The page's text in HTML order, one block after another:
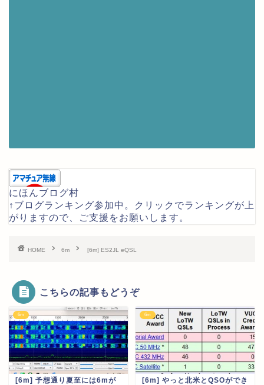
にほんブログ村
↑ブログランキング参加中。クリックでランキングが上
がりますので、ご支援をお願いします。
HOME 6m [6m] ES2JL eQSL
こちらの記事もどうぞ
6m
[6m] 予想通り夏至には6mが
6m
[6m] やっと北米とQSOができ